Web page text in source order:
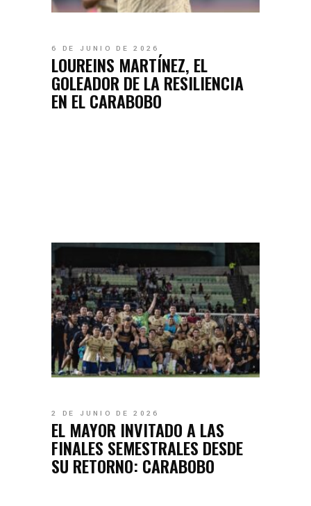
6 DE JUNIO DE 2026
LOUREINS MARTÍNEZ, EL
GOLEADOR DE LA RESILIENCIA
EN EL CARABOBO
2 DE JUNIO DE 2026
EL MAYOR INVITADO A LAS
FINALES SEMESTRALES DESDE
SU RETORNO: CARABOBO